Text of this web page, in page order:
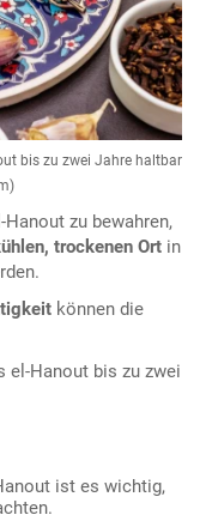
bis zu zwei Jahre haltbar
Hanout zu bewahren,
trockenen Ort in
können die
el-Hanout bis zu zwei
ist es wichtig,